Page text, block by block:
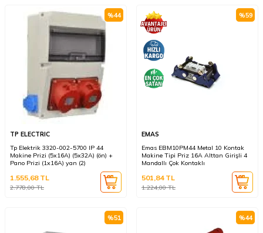
%44
TP ELECTRIC
Tp Elektrik 3320-002-5700 IP 44
Makine Prizi (5x16A) (5x32A) (ön) +
Pano Prizi (1x16A) yan (2)
2.778,00TL
1.555,68TL
%59
EMAS
Emas EBM10PM44 Metal 10 Kontak
Makine Tipi Priz 16A Alttan Girişli 4
Mandallı Çok Kontaklı
1.224,00TL
501,84TL
%51 %44